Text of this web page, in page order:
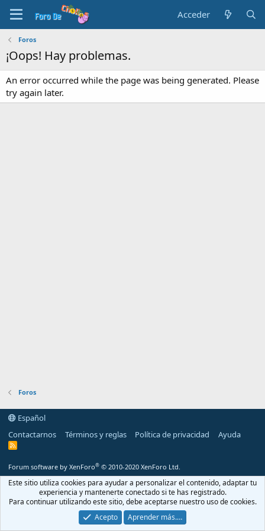
Acceder
Foros
¡Oops! Hay problemas.
An error occurred while the page was being generated. Please
try again later.
Foros
Español
Contactarnos
Términos y reglas Política de privacidad Ayuda
R
Forum software by XenForo® © 2010-2020 XenForo Ltd.
Este sitio utiliza cookies para ayudar a personalizar el contenido, adaptar tu
experiencia y mantenerte conectado si te has registrado.
Para continuar utilizando este sitio, debe aceptarse nuestro uso de cookies.
Acepto
Aprender más.…